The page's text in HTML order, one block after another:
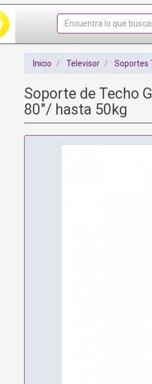
Inicio Televisor Soportes
Soporte de Techo
80"/ hasta 50kg